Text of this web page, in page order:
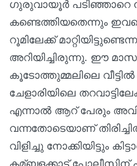
ഗുരുവായൂര്‍ പടിഞ്ഞാറെ
കണ്ടെത്തിയതെന്നും
റൂമിലേക്ക്
അറിയിച്ചിരുന്നു. ഈ
കൂടോത്തുമ്മലിലെ
ചേളാരിയിലെ
എന്നാല്‍ ആറ് പേരും
വന്നതോടെയാണ്
വിളിച്ചു നോക്കിയിട്ടും